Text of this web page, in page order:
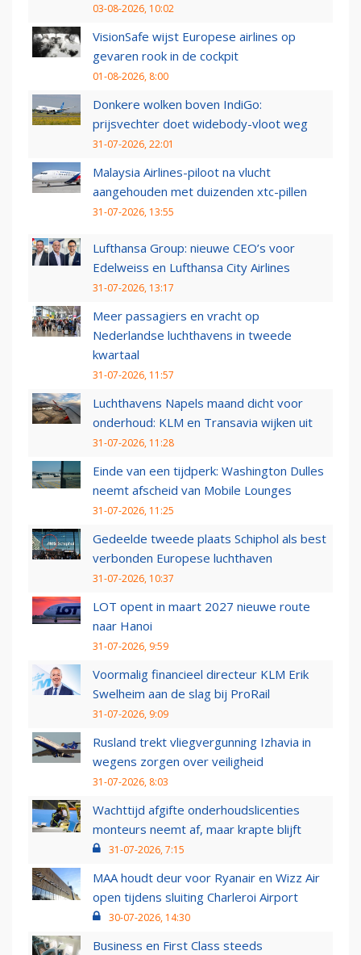
03-08-2026, 10:02
VisionSafe wijst Europese airlines op
gevaren rook in de cockpit
01-08-2026, 8:00
Donkere wolken boven IndiGo:
prijsvechter doet widebody-vloot weg
31-07-2026, 22:01
Malaysia Airlines-piloot na vlucht
aangehouden met duizenden xtc-pillen
31-07-2026, 13:55
Lufthansa Group: nieuwe CEO’s voor
Edelweiss en Lufthansa City Airlines
31-07-2026, 13:17
Meer passagiers en vracht op
Nederlandse luchthavens in tweede
kwartaal
31-07-2026, 11:57
Luchthavens Napels maand dicht voor
onderhoud: KLM en Transavia wijken uit
31-07-2026, 11:28
Einde van een tijdperk: Washington Dulles
neemt afscheid van Mobile Lounges
31-07-2026, 11:25
Gedeelde tweede plaats Schiphol als best
verbonden Europese luchthaven
31-07-2026, 10:37
LOT opent in maart 2027 nieuwe route
naar Hanoi
31-07-2026, 9:59
Voormalig financieel directeur KLM Erik
Swelheim aan de slag bij ProRail
31-07-2026, 9:09
Rusland trekt vliegvergunning Izhavia in
wegens zorgen over veiligheid
31-07-2026, 8:03
Wachttijd afgifte onderhoudslicenties
monteurs neemt af, maar krapte blijft
31-07-2026, 7:15
MAA houdt deur voor Ryanair en Wizz Air
open tijdens sluiting Charleroi Airport
30-07-2026, 14:30
Business en First Class steeds